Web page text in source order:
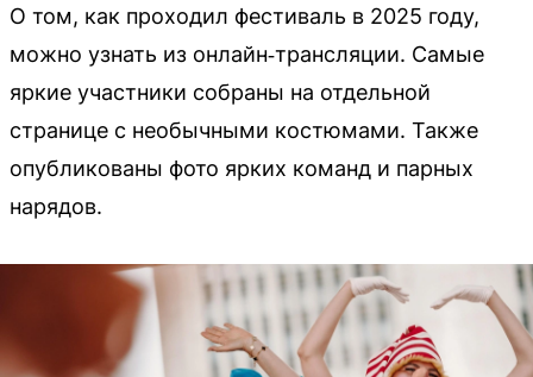
О том, как проходил фестиваль в 2025 году,
можно узнать из онлайн‑трансляции. Самые
яркие участники собраны на отдельной
странице с необычными костюмами. Также
опубликованы фото ярких команд и парных
нарядов.